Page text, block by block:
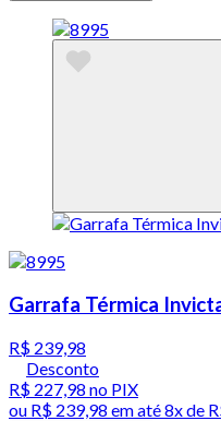
Garrafa Térmica
R$ 239,98
Desconto
R$ 227,98 no PIX
ou R$ 239,98 em até8x de